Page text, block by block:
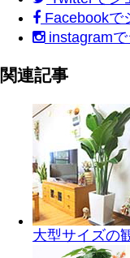
Facebookで
instagram
関連記事
大型サイズの